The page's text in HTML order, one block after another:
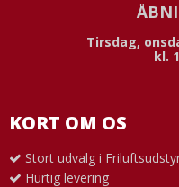
Tirsdag,
kl.
KORT OM OS
Stort udvalg i
Hurtig levering